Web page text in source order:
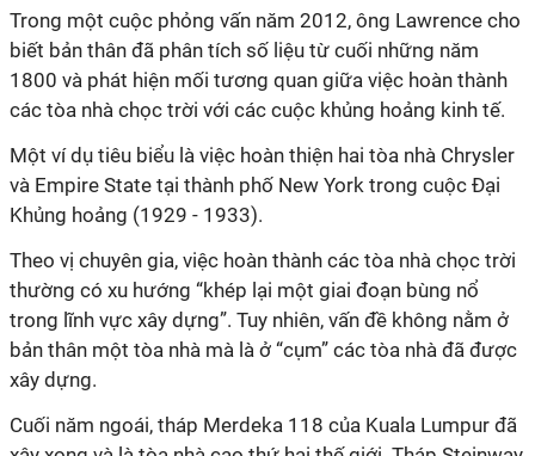
Trong một cuộc phỏng vấn năm 2012, ông Lawrence cho
biết bản thân đã phân tích số liệu từ cuối những năm
1800 và phát hiện mối tương quan giữa việc hoàn thành
các tòa nhà chọc trời với các cuộc khủng hoảng kinh tế.
Một ví dụ tiêu biểu là việc hoàn thiện hai tòa nhà Chrysler
và Empire State tại thành phố New York trong cuộc Đại
Khủng hoảng (1929 - 1933).
Theo vị chuyên gia, việc hoàn thành các tòa nhà chọc trời
thường có xu hướng “khép lại một giai đoạn bùng nổ
trong lĩnh vực xây dựng”. Tuy nhiên, vấn đề không nằm ở
bản thân một tòa nhà mà là ở “cụm” các tòa nhà đã được
xây dựng.
Cuối năm ngoái, tháp Merdeka 118 của Kuala Lumpur đã